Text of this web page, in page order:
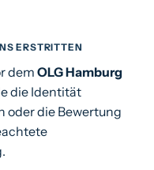
ERSTRITTEN
dem OLG Hamburg
die Identität
oder die Bewertung